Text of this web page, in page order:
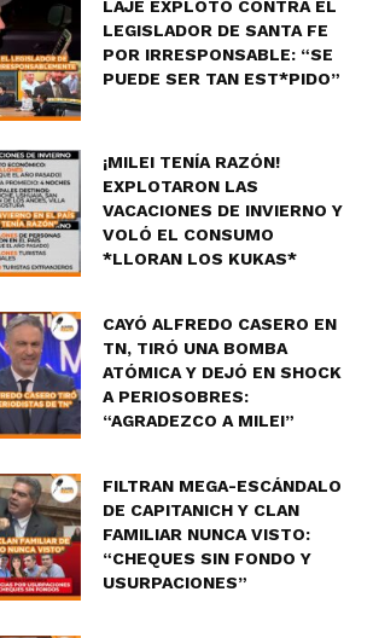
LAJE EXPLOTÓ CONTRA EL
LEGISLADOR DE SANTA FE
POR IRRESPONSABLE: “SE
PUEDE SER TAN EST*PIDO”
¡MILEI TENÍA RAZÓN!
EXPLOTARON LAS
VACACIONES DE INVIERNO Y
VOLÓ EL CONSUMO
*LLORAN LOS KUKAS*
CAYÓ ALFREDO CASERO EN
TN, TIRÓ UNA BOMBA
ATÓMICA Y DEJÓ EN SHOCK
A PERIOSOBRES:
“AGRADEZCO A MILEI”
FILTRAN MEGA-ESCÁNDALO
DE CAPITANICH Y CLAN
FAMILIAR NUNCA VISTO:
“CHEQUES SIN FONDO Y
USURPACIONES”